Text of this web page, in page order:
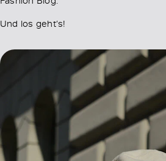
Und los geht’s!